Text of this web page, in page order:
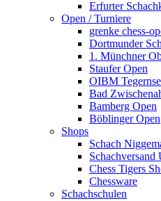
Erfurter
Open / Turniere
grenke chess-
Dortmunder
1. Münchner
Staufer Open
OIBM
Bad
Bamberg Open
Böblinger Open
Shops
Schach
Schachversand
Chess Tigers
Chessware
Schachschulen